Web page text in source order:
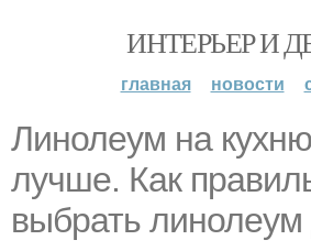
ИНТЕРЬЕР И
главная новости
Линолеум на
лучше. Как
выбрать линолеум